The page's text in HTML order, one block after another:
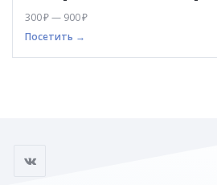
300 ₽ — 900 ₽
Посетить →